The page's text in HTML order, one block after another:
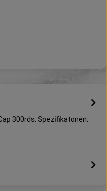
300rds. Spezifikatonen: